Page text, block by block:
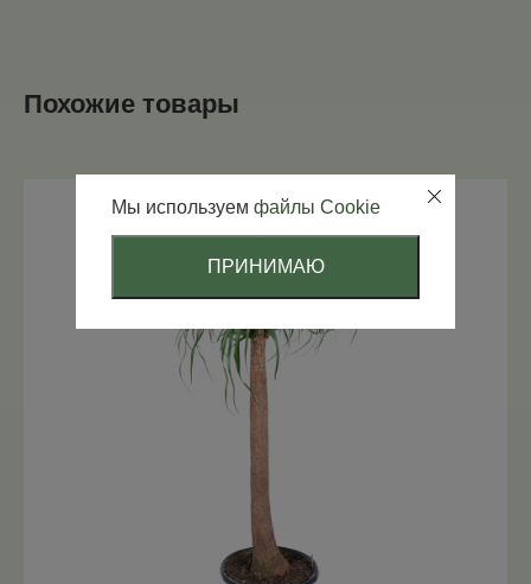
Похожие товары
Мы используем файлы Cookie
ПРИНИМАЮ